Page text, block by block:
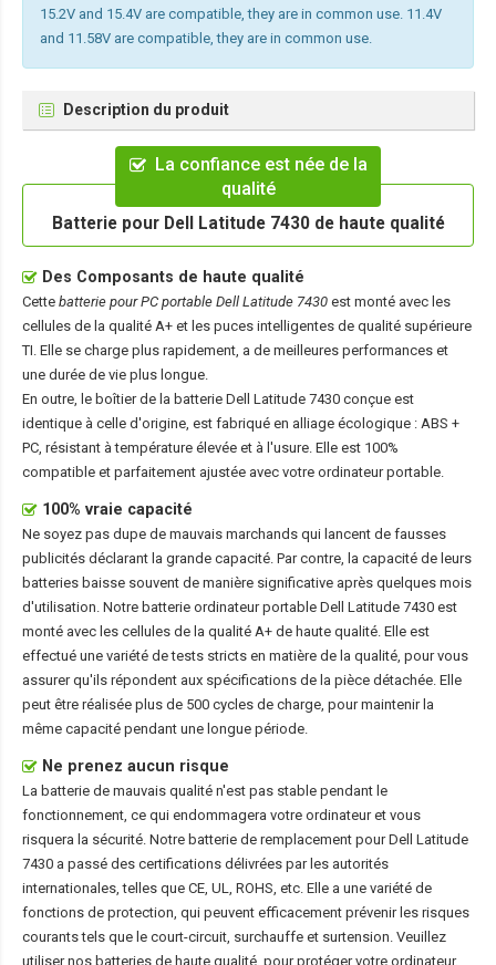
15.2V and 15.4V are compatible, they are in common use. 11.4V
and 11.58V are compatible, they are in common use.
Description du produit
La confiance est née de la
qualité
Batterie pour Dell Latitude 7430 de haute qualité
Des Composants de haute qualité
Cette batterie pour PC portable Dell Latitude 7430 est monté avec les
cellules de la qualité A+ et les puces intelligentes de qualité supérieure
TI. Elle se charge plus rapidement, a de meilleures performances et
une durée de vie plus longue.
En outre, le boîtier de la batterie Dell Latitude 7430 conçue est
identique à celle d'origine, est fabriqué en alliage écologique : ABS +
PC, résistant à température élevée et à l'usure. Elle est 100%
compatible et parfaitement ajustée avec votre ordinateur portable.
100% vraie capacité
Ne soyez pas dupe de mauvais marchands qui lancent de fausses
publicités déclarant la grande capacité. Par contre, la capacité de leurs
batteries baisse souvent de manière significative après quelques mois
d'utilisation. Notre batterie ordinateur portable Dell Latitude 7430 est
monté avec les cellules de la qualité A+ de haute qualité. Elle est
effectué une variété de tests stricts en matière de la qualité, pour vous
assurer qu'ils répondent aux spécifications de la pièce détachée. Elle
peut être réalisée plus de 500 cycles de charge, pour maintenir la
même capacité pendant une longue période.
Ne prenez aucun risque
La batterie de mauvais qualité n'est pas stable pendant le
fonctionnement, ce qui endommagera votre ordinateur et vous
risquera la sécurité. Notre batterie de remplacement pour Dell Latitude
7430 a passé des certifications délivrées par les autorités
internationales, telles que CE, UL, ROHS, etc. Elle a une variété de
fonctions de protection, qui peuvent efficacement prévenir les risques
courants tels que le court-circuit, surchauffe et surtension. Veuillez
utiliser nos batteries de haute qualité, pour protéger votre ordinateur,